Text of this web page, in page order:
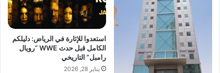
استعدوا للإثارة في الرياض: دليلكم
الكامل قبل حدث WWE “رويال
رامبل” التاريخي
يناير 28, 2026